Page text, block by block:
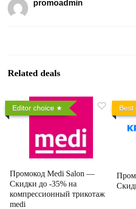
promoadmin
Related deals
Editor choice
Промокод Medi Salon —
Скидки до -35% на
компрессионный трикотаж
medi
Best